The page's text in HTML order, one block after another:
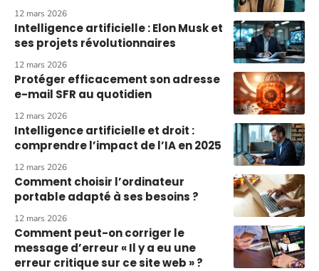
12 mars 2026
Intelligence artificielle : Elon Musk et
ses projets révolutionnaires
12 mars 2026
Protéger efficacement son adresse
e-mail SFR au quotidien
12 mars 2026
Intelligence artificielle et droit :
comprendre l’impact de l’IA en 2025
12 mars 2026
Comment choisir l’ordinateur
portable adapté à ses besoins ?
12 mars 2026
Comment peut-on corriger le
message d’erreur « Il y a eu une
erreur critique sur ce site web » ?